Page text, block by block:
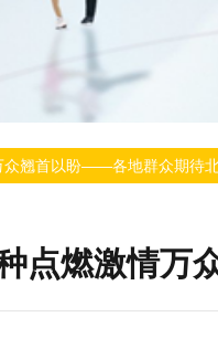
众翘首以盼——各地群众期待
点燃激情万